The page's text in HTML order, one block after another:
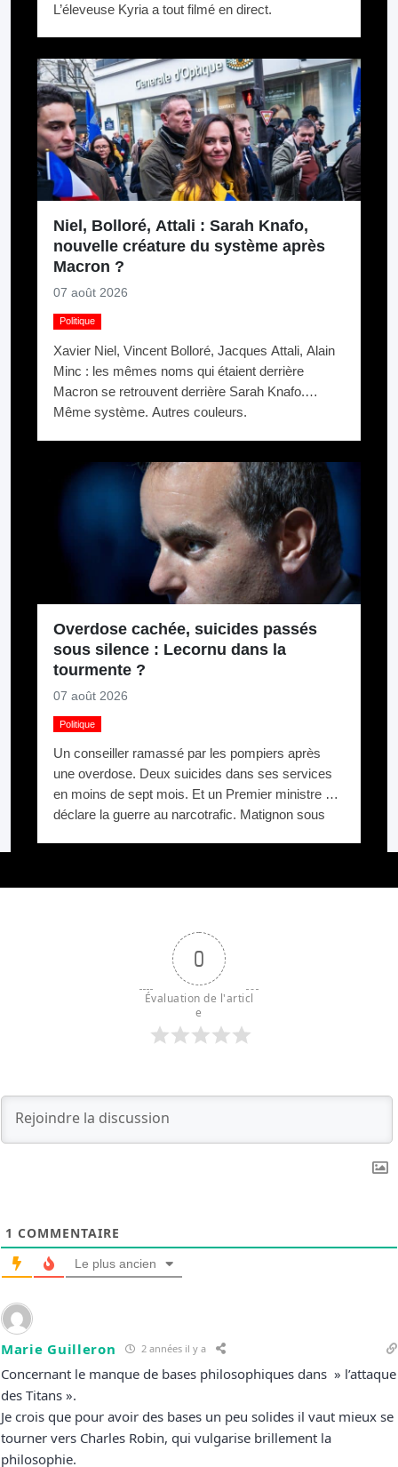
L’éleveuse Kyria a tout filmé en direct.
Niel, Bolloré, Attali : Sarah Knafo,
nouvelle créature du système après
Macron ?
07 août 2026
Politique
Xavier Niel, Vincent Bolloré, Jacques Attali, Alain
Minc : les mêmes noms qui étaient derrière
Macron se retrouvent derrière Sarah Knafo.
Même système. Autres couleurs.
Overdose cachée, suicides passés
sous silence : Lecornu dans la
tourmente ?
07 août 2026
Politique
Un conseiller ramassé par les pompiers après
une overdose. Deux suicides dans ses services
en moins de sept mois. Et un Premier ministre qui
déclare la guerre au narcotrafic. Matignon sous
0
Évaluation de l'articl
e
1 COMMENTAIRE
Le plus ancien
Marie Guilleron 2 années il y a
Concernant le manque de bases philosophiques dans » l’attaque
des Titans ».
Je crois que pour avoir des bases un peu solides il vaut mieux se
tourner vers Charles Robin, qui vulgarise brillement la
philosophie.